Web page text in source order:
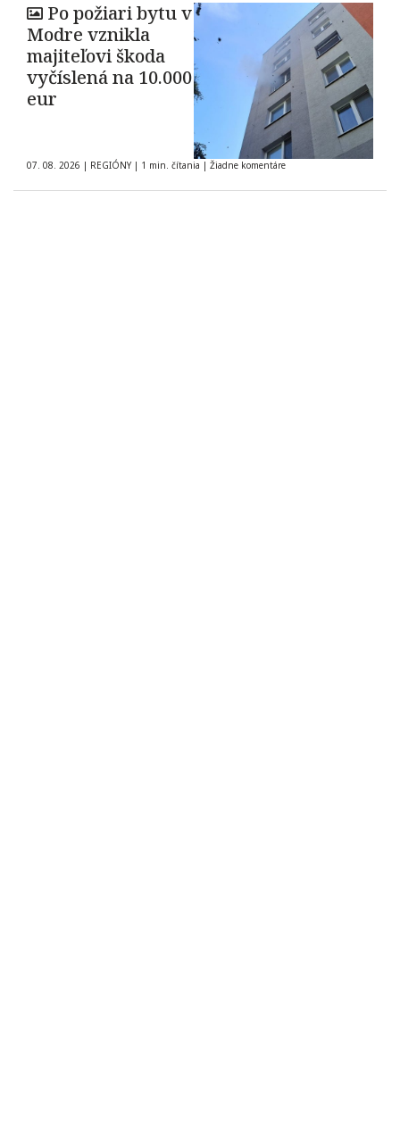
Po požiari bytu v
Modre vznikla
majiteľovi škoda
vyčíslená na 10.000
eur
07. 08. 2026 | REGIÓNY | 1 min. čítania | Žiadne komentáre